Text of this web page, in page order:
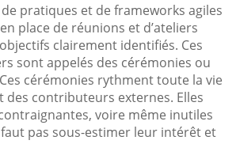
pratiques et de frameworks agiles
place de réunions et d’ateliers
clairement identifiés. Ces
sont appelés des cérémonies ou
cérémonies rythment toute la vie
des contributeurs externes. Elles
voire même inutiles
pas sous-estimer leur intérêt et